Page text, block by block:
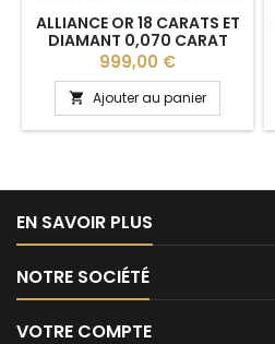
ALLIANCE OR 18 CARATS ET
DIAMANT 0,070 CARAT
"DELFINA" LUCIEN PFERTZEL
- 5 MM
Prix
999,00 €
 Ajouter au panier
EN SAVOIR PLUS
NOTRE SOCIÉTÉ
VOTRE COMPTE